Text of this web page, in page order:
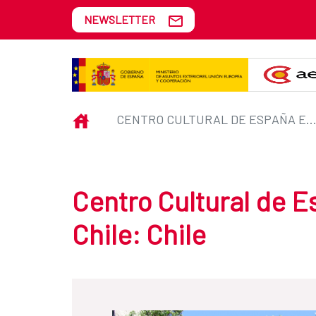
Skip to Main Content
Centro Cultural de España en
NEWSLETTER
INICIO CENTRO CULTURAL DE ESPAÑA EN SANTIAGO DE CHILE: CHILE
Centro Cultural de
Chile: Chile